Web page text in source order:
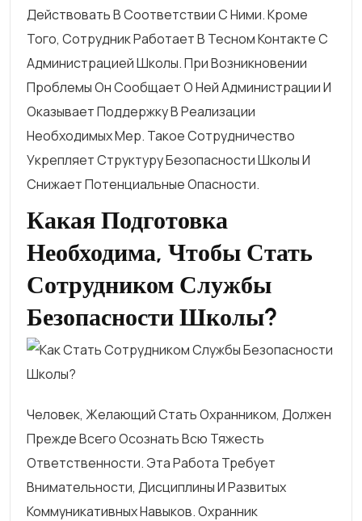
Действовать В Соответствии С Ними. Кроме
Того, Сотрудник Работает В Тесном Контакте С
Администрацией Школы. При Возникновении
Проблемы Он Сообщает О Ней Администрации И
Оказывает Поддержку В Реализации
Необходимых Мер. Такое Сотрудничество
Укрепляет Структуру Безопасности Школы И
Снижает Потенциальные Опасности.
Какая Подготовка
Необходима, Чтобы Стать
Сотрудником Службы
Безопасности Школы?
Человек, Желающий Стать Охранником, Должен
Прежде Всего Осознать Всю Тяжесть
Ответственности. Эта Работа Требует
Внимательности, Дисциплины И Развитых
Коммуникативных Навыков. Охранник